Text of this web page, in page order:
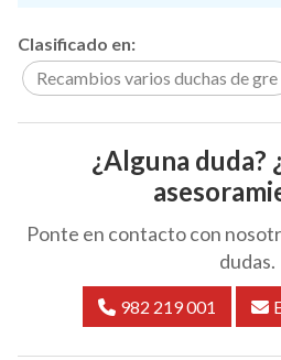
Clasificado en:
Recambios varios duchas de gre
¿Alguna duda?
Ponte en contacto con
dudas.
982 219 001